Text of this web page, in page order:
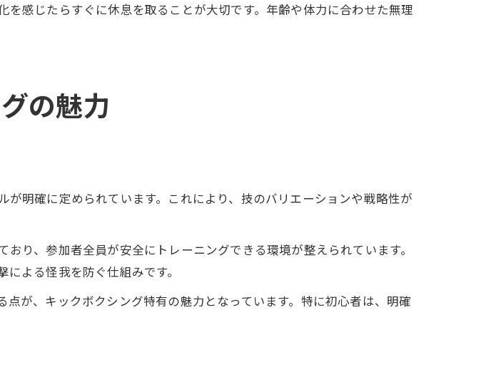
感じたらすぐに休息を取ることが大切です。年齢や体力に合わせた無理
の魅力
明確に定められています。これにより、技のバリエーションや戦略性が
り、参加者全員が安全にトレーニングできる環境が整えられています。
よる怪我を防ぐ仕組みです。
が、キックボクシング特有の魅力となっています。特に初心者は、明確